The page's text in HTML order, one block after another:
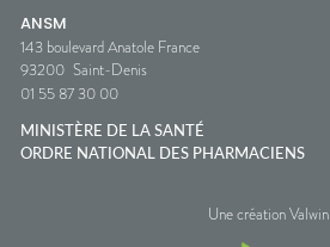
ANSM
143 boulevard Anatole France
93200 Saint-Denis
01 55 87 30 00
MINISTÈRE DE LA SANTÉ
ORDRE NATIONAL DES PHARMACIENS
Une création Valwin